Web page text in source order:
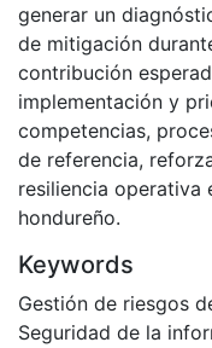
generar un
de mitigación
contribución
implementación y
competencias,
de referencia,
resiliencia operativa
hondureño.
Keywords
Gestión de riesgos
Seguridad de la